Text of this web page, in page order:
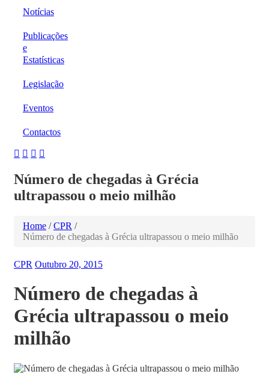
Notícias
Publicações
e
Estatísticas
Legislação
Eventos
Contactos
Número de chegadas à Grécia
ultrapassou o meio milhão
Home / CPR /
Número de chegadas à Grécia ultrapassou o meio milhão
CPR Outubro 20, 2015
Número de chegadas à
Grécia ultrapassou o meio
milhão